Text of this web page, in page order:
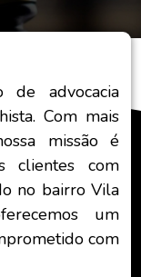
de advocacia
Com mais
missão é
clientes com
no bairro Vila
um
com